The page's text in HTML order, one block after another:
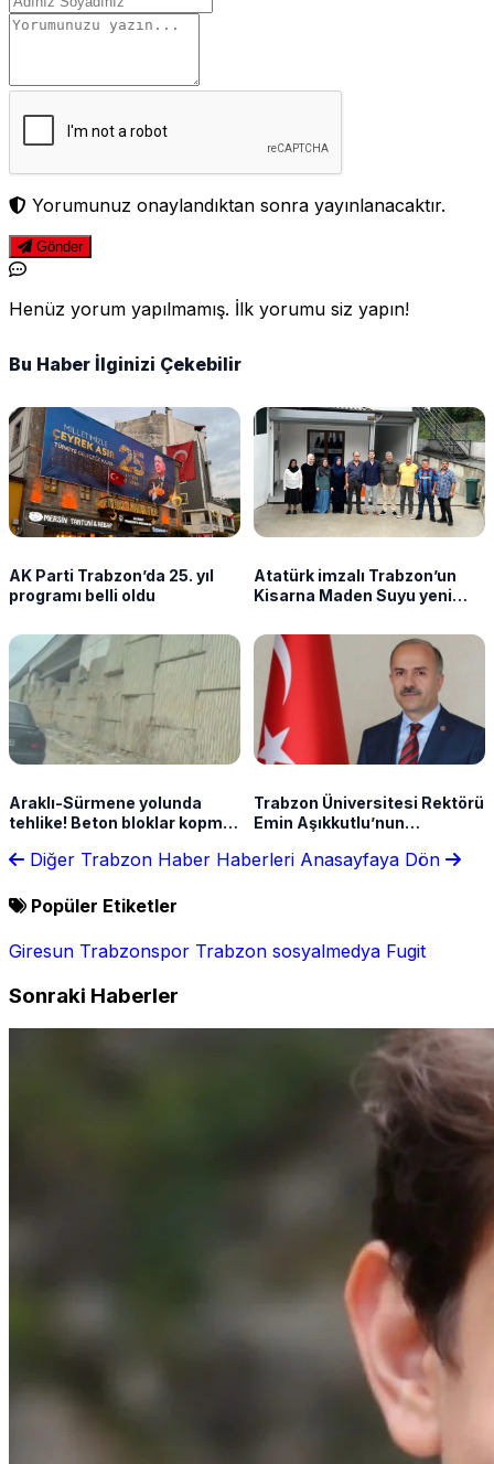
Yorumunuz onaylandıktan sonra yayınlanacaktır.
Gönder
Henüz yorum yapılmamış. İlk yorumu siz yapın!
Bu Haber İlginizi Çekebilir
AK Parti Trabzon’da 25. yıl
programı belli oldu
Atatürk imzalı Trabzon’un
Kisarna Maden Suyu yeni
Araklı-Sürmene yolunda
tehlike! Beton bloklar kopma
Trabzon Üniversitesi Rektörü
Emin Aşıkkutlu’nun
belli oldu
Diğer Trabzon Haber Haberleri Anasayfaya Dön
Popüler Etiketler
Giresun Trabzonspor Trabzon sosyalmedya Fugit
Sonraki Haberler